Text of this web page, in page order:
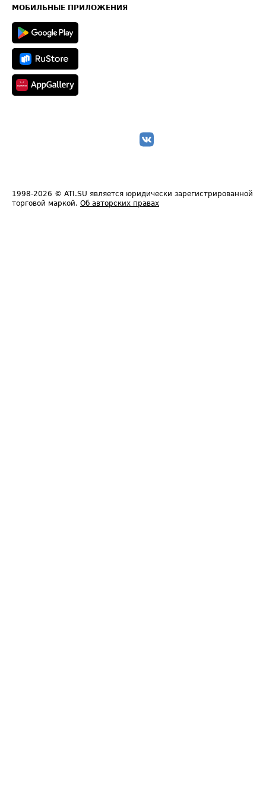
Техническая информация
МОБИЛЬНЫЕ ПРИЛОЖЕНИЯ
1998-2026 © ATI.SU является юридически зарегистрированной
торговой маркой. Об авторских правах